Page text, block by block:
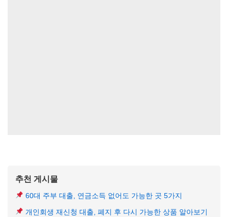
추천 게시물
60대 주부 대출, 연금소득 없어도 가능한 곳 5가지
개인회생 재신청 대출, 폐지 후 다시 가능한 상품 알아보기